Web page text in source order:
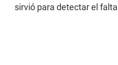
sirvió para detectar el